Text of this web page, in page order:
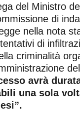
del Ministro
di
nella nota
di
criminalità
avrà
una sola